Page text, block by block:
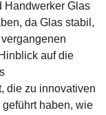
Handwerker Glas
da Glas stabil,
auf die
die zu innovativen
haben, wie